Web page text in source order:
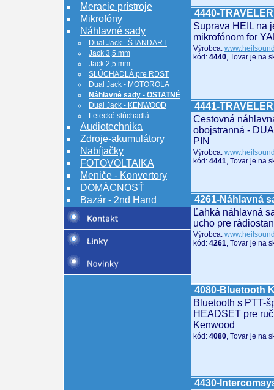
Meracie prístroje
Mikrofóny
Náhlavné sady
Dual Jack - ŠTANDART
Jack 3,5 mm
Jack 2,5 mm
SLÚCHADLÁ pre RDST
Dual Jack - MOTOROLA
Náhlavné sady - OSTATNÉ
Dual Jack - KENWOOD
Letecké slúchadlá
Audiotechnika
Zdroje-akumulátory
Nabíjačky
FOTOVOLTAIKA
Meniče - Konvertory
DOMÁCNOSŤ
Bazár - 2nd Hand
4440-
Suprava HEIL na
mikrofónom for
Výrobca:
kód: 4440, Tovar je na
4441-
Cestovná
obojstranná -
PIN
Výrobca:
kód: 4441, Tovar je na
4261-Náhlavná
Ľahká náhlavná
ucho pre
Výrobca:
kód: 4261, Tovar je na
4080-Bluetooth
Bluetooth s PTT-
HEADSET pre
Kenwood
kód: 4080, Tovar je na
4430-